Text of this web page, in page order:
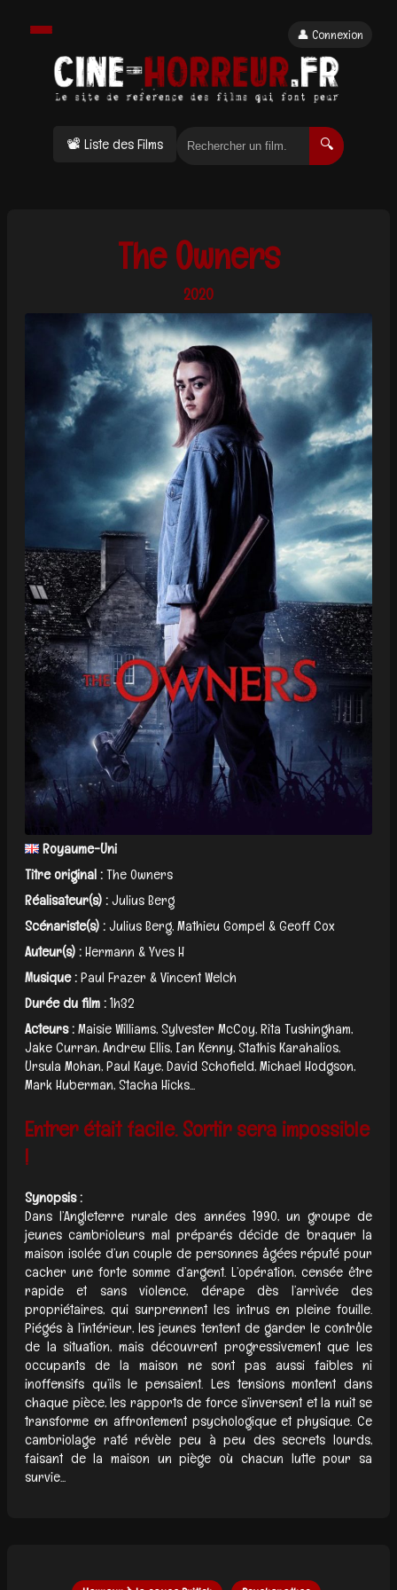
📽 Liste des Films 🔍
👤 Connexion
The Owners
2020
Royaume-Uni
Titre original :The Owners
Réalisateur(s) :Julius Berg
Scénariste(s) :Julius Berg, Mathieu Gompel & Geoff Cox
Auteur(s) :Hermann & Yves H
Musique :Paul Frazer & Vincent Welch
Durée du film :1h32
Acteurs :Maisie Williams, Sylvester McCoy, Rita Tushingham,
Jake Curran, Andrew Ellis, Ian Kenny, Stathis Karahalios,
Ursula Mohan, Paul Kaye, David Schofield, Michael Hodgson,
Mark Huberman, Stacha Hicks...
Entrer était facile. Sortir sera impossible
!
Synopsis :
Dans l’Angleterre rurale des années 1990, un groupe de
jeunes cambrioleurs mal préparés décide de braquer la
maison isolée d’un couple de personnes âgées réputé pour
cacher une forte somme d’argent. L’opération, censée être
rapide et sans violence, dérape dès l’arrivée des
propriétaires, qui surprennent les intrus en pleine fouille.
Piégés à l’intérieur, les jeunes tentent de garder le contrôle
de la situation, mais découvrent progressivement que les
occupants de la maison ne sont pas aussi faibles ni
inoffensifs qu’ils le pensaient. Les tensions montent dans
chaque pièce, les rapports de force s’inversent et la nuit se
transforme en affrontement psychologique et physique. Ce
cambriolage raté révèle peu à peu des secrets lourds,
faisant de la maison un piège où chacun lutte pour sa
survie...